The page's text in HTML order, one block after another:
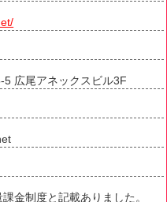
広尾アネックスビル3F
金制度と記載ありました。